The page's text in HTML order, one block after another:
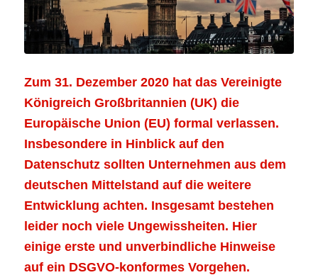
Zum 31. Dezember 2020 hat das Vereinigte
Königreich Großbritannien (UK) die
Europäische Union (EU) formal verlassen.
Insbesondere in Hinblick auf den
Datenschutz sollten Unternehmen aus dem
deutschen Mittelstand auf die weitere
Entwicklung achten. Insgesamt bestehen
leider noch viele Ungewissheiten. Hier
einige erste und unverbindliche Hinweise
auf ein DSGVO-konformes Vorgehen.